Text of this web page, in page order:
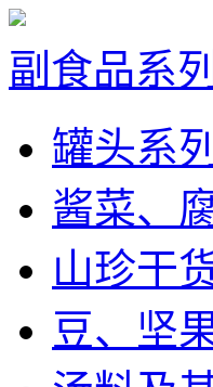
副食品系列
罐头系列
酱菜、
山珍干
豆、坚